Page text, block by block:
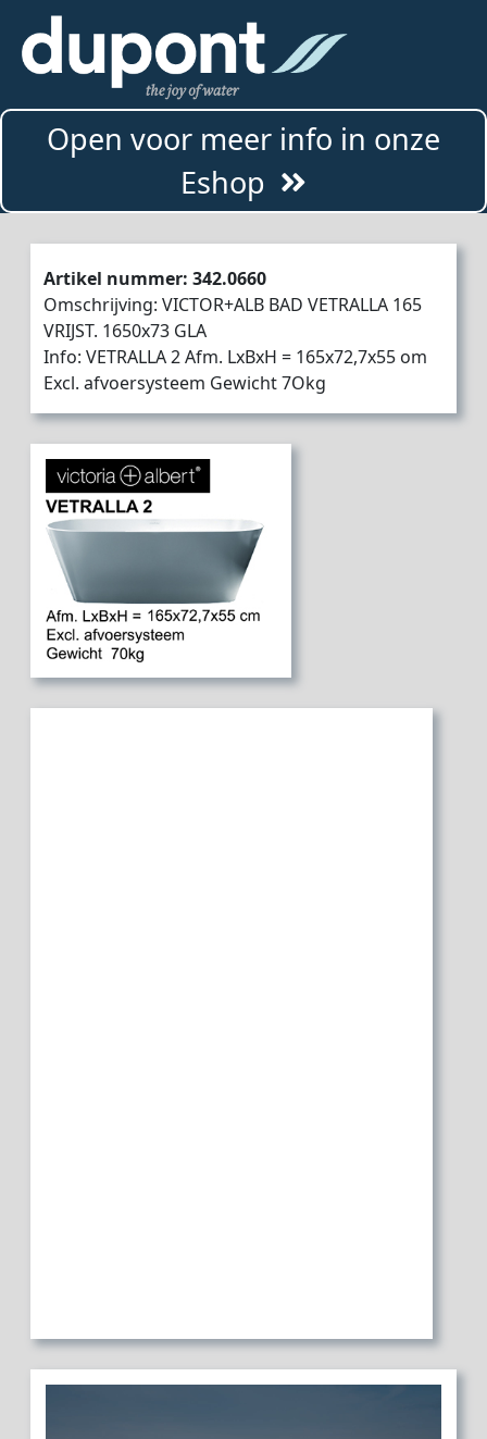
Open voor meer info in onze
Eshop
Artikel nummer: 342.0660
Omschrijving: VICTOR+ALB BAD VETRALLA 165
VRIJST. 1650x73 GLA
Info: VETRALLA 2 Afm. LxBxH = 165x72,7x55 om
Excl. afvoersysteem Gewicht 7Okg